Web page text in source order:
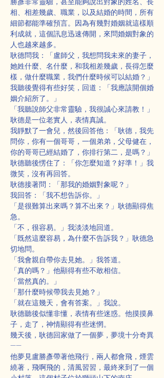
相、相差幾歲、職業，以及結婚的時間，所有
細節都能準確預言。因為有幾對婚姻就這樣順
利成就，這個訊息迅速傳開，來問婚姻對象的
人也越來越多。
耿德問我：「盧師父，我想問我未來的妻子，
她姓什麼、名什麼，和我相差幾歲，長得怎麼
樣，做什麼職業，我們什麼時候可以結婚？」
我聽後覺得有些好笑，回道：「我應該開個婚
姻介紹所了。」
「我聽說師父非常靈驗，我很誠心來請教！」
耿德是一位老實人，表情真誠。
我靜默了一會兒，然後回答他：「耿德，我先
問你，你有一個哥哥，一個弟弟，父母健在，
你的哥哥已經結婚了，你排行第二，是嗎？」
耿德聽後愣住了：「你怎麼知道？好準！」我
微笑，沒有再回答。
耿德接著問：「那我的婚姻對象呢？」
我回答：「我不想告訴你。」
「是很難算出來嗎？算不出來？」耿德顯得焦
急。
「不，很容易。」我淡淡地回道。
「既然這麼容易，為什麼不告訴我？」耿德急
切地問。
「我會親自帶你去見她。」我答道。
「真的嗎？」他顯得有些不敢相信。
「當然真的。」
「那什麼時候帶我去見她？」
「就在這幾天，會有答案。」我說。
耿德聽後似懂非懂，表情有些迷惑。他摸摸鼻
子，走了，神情顯得有些迷惘。
幾天後，耿德回家做了一個夢，夢境十分奇異
——
他夢見盧勝彥帶著他飛行，兩人都會飛，煙雲
繞著，飛啊飛的，清風習習，最終來到了一個